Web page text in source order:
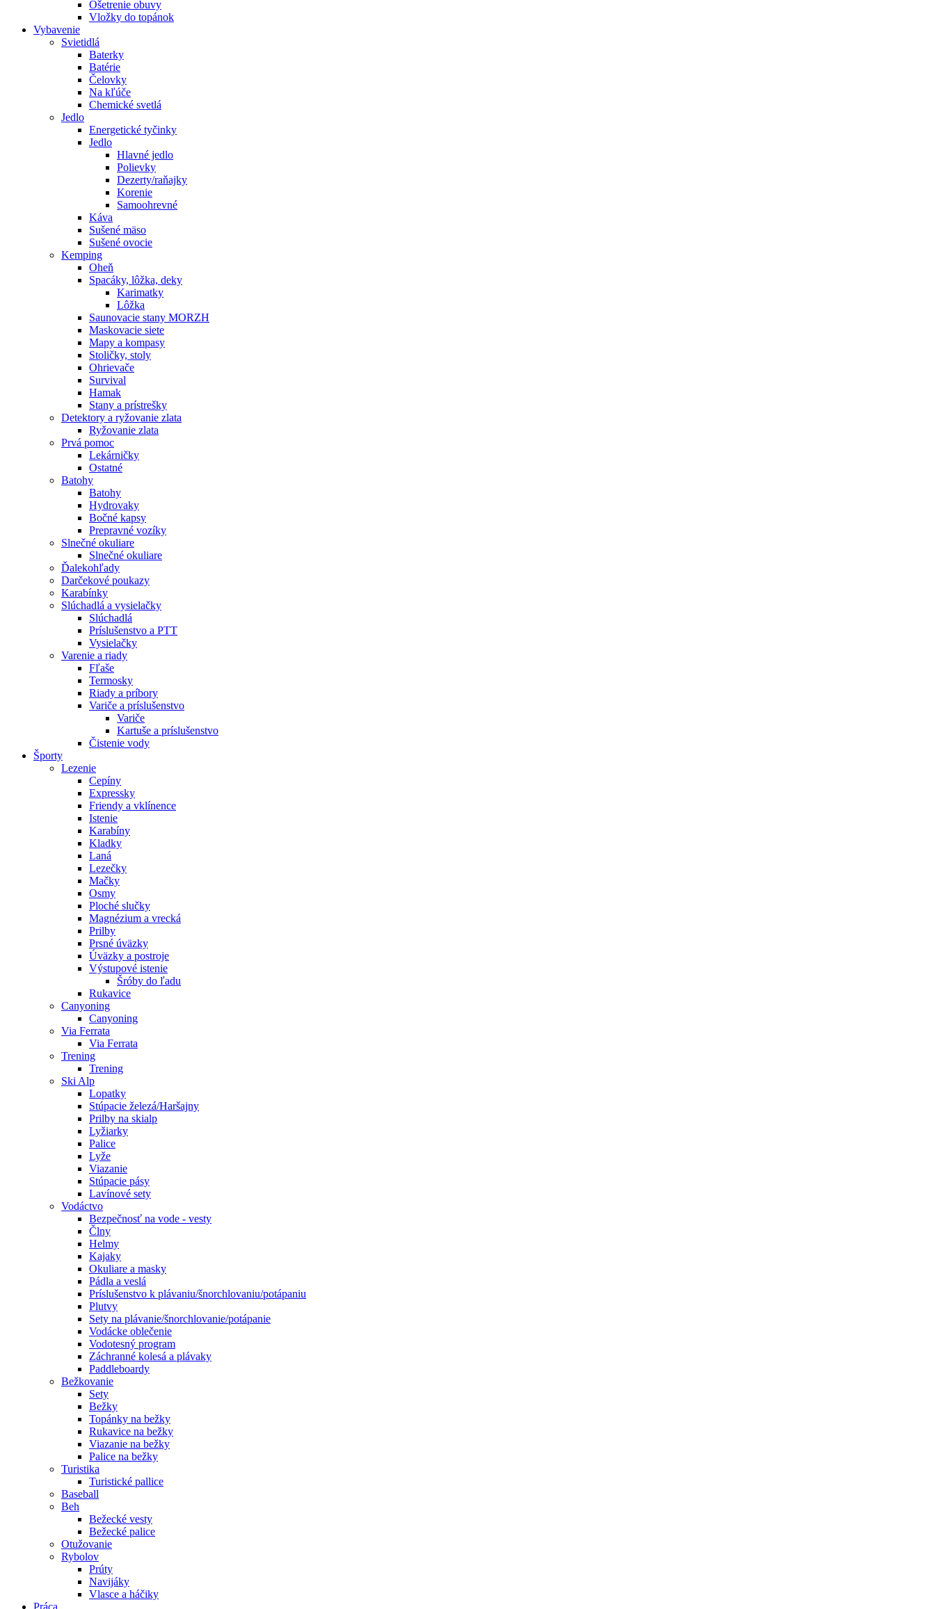
Ošetrenie obuvy
Vložky do topánok
Vybavenie
Svietidlá
Baterky
Batérie
Čelovky
Na kľúče
Chemické svetlá
Jedlo
Energetické tyčinky
Jedlo
Hlavné jedlo
Polievky
Dezerty/raňajky
Korenie
Samoohrevné
Káva
Sušené mäso
Sušené ovocie
Kemping
Oheň
Spacáky, lôžka, deky
Karimatky
Lôžka
Saunovacie stany MORZH
Maskovacie siete
Mapy a kompasy
Stoličky, stoly
Ohrievače
Survival
Hamak
Stany a prístrešky
Detektory a ryžovanie zlata
Ryžovanie zlata
Prvá pomoc
Lekárničky
Ostatné
Batohy
Batohy
Hydrovaky
Bočné kapsy
Prepravné vozíky
Slnečné okuliare
Slnečné okuliare
Ďalekohľady
Darčekové poukazy
Karabínky
Slúchadlá a vysielačky
Slúchadlá
Príslušenstvo a PTT
Vysielačky
Varenie a riady
Fľaše
Termosky
Riady a príbory
Variče a príslušenstvo
Variče
Kartuše a príslušenstvo
Čistenie vody
Športy
Lezenie
Cepíny
Expressky
Friendy a vklínence
Istenie
Karabíny
Kladky
Laná
Lezečky
Mačky
Osmy
Ploché slučky
Magnézium a vrecká
Prilby
Prsné úväzky
Úväzky a postroje
Výstupové istenie
Šróby do ľadu
Rukavice
Canyoning
Canyoning
Via Ferrata
Via Ferrata
Trening
Trening
Ski Alp
Lopatky
Stúpacie železá/Haršajny
Prilby na skialp
Lyžiarky
Palice
Lyže
Viazanie
Stúpacie pásy
Lavínové sety
Vodáctvo
Bezpečnosť na vode - vesty
Člny
Helmy
Kajaky
Okuliare a masky
Pádla a veslá
Príslušenstvo k plávaniu/šnorchlovaniu/potápaniu
Plutvy
Sety na plávanie/šnorchlovanie/potápanie
Vodácke oblečenie
Vodotesný program
Záchranné kolesá a plávaky
Paddleboardy
Bežkovanie
Sety
Bežky
Topánky na bežky
Rukavice na bežky
Viazanie na bežky
Palice na bežky
Turistika
Turistické pallice
Baseball
Beh
Bežecké vesty
Bežecké palice
Otužovanie
Rybolov
Prúty
Navijáky
Vlasce a háčiky
Práca